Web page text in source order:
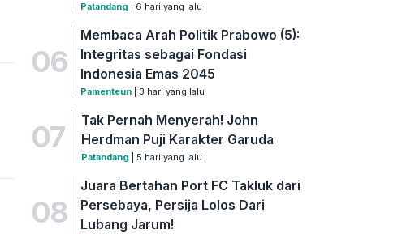
Patandang | 6 hari yang lalu
06
Membaca Arah Politik Prabowo (5):
Integritas sebagai Fondasi
Indonesia Emas 2045
Pamenteun | 3 hari yang lalu
07
Tak Pernah Menyerah! John
Herdman Puji Karakter Garuda
Patandang | 5 hari yang lalu
08
Juara Bertahan Port FC Takluk dari
Persebaya, Persija Lolos Dari
Lubang Jarum!